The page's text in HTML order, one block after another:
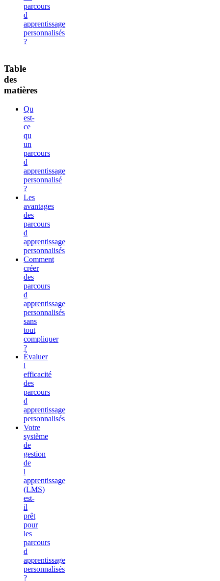
parcours
d
apprentissage
personnalisés
?
Table
des
matières
Qu
est-
ce
qu
un
parcours
d
apprentissage
personnalisé
?
Les
avantages
des
parcours
d
apprentissage
personnalisés
Comment
créer
des
parcours
d
apprentissage
personnalisés
sans
tout
compliquer
?
Évaluer
l
efficacité
des
parcours
d
apprentissage
personnalisés
Votre
système
de
gestion
de
l
apprentissage
(LMS)
est-
il
prêt
pour
les
parcours
d
apprentissage
personnalisés
?